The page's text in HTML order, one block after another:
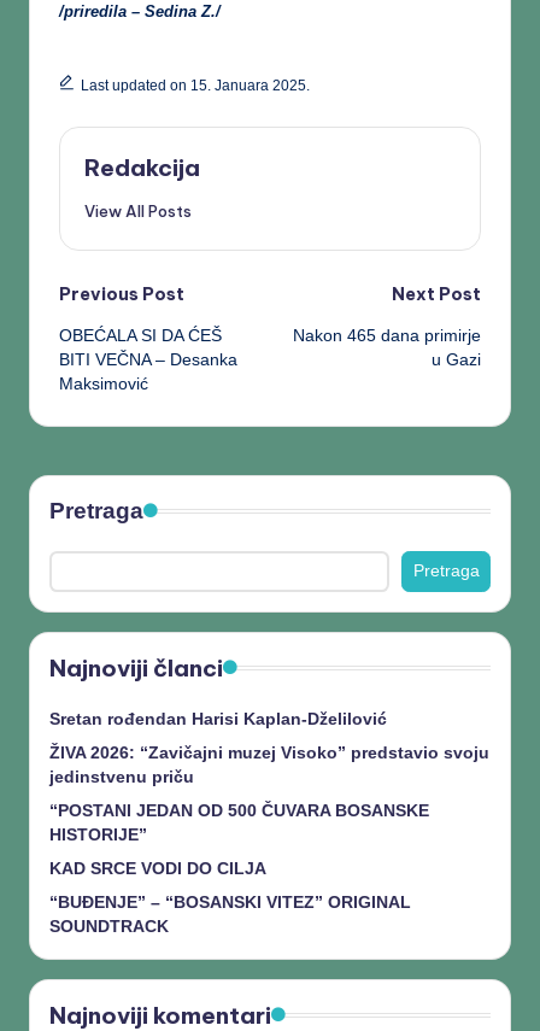
/priredila – Sedina Z./
Last updated on 15. Januara 2025.
Redakcija
View All Posts
Previous Post
OBEĆALA SI DA ĆEŠ
BITI VEČNA – Desanka
Maksimović
Next Post
Nakon 465 dana primirje
u Gazi
Pretraga
Pretraga
Najnoviji članci
Sretan rođendan Harisi Kaplan-Dželilović
ŽIVA 2026: “Zavičajni muzej Visoko” predstavio svoju
jedinstvenu priču
“POSTANI JEDAN OD 500 ČUVARA BOSANSKE
HISTORIJE”
KAD SRCE VODI DO CILJA
“BUĐENJE” – “BOSANSKI VITEZ” ORIGINAL
SOUNDTRACK
Najnoviji komentari